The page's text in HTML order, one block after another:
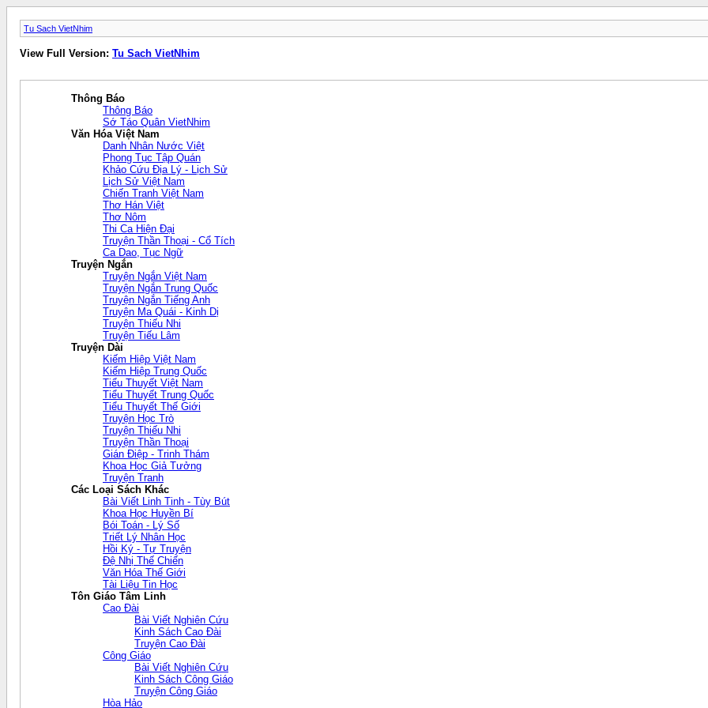
Tu Sach VietNhim
View Full Version: Tu Sach VietNhim
Thông Báo
Thông Báo
Sớ Táo Quân VietNhim
Văn Hóa Việt Nam
Danh Nhân Nước Việt
Phong Tục Tập Quán
Khảo Cứu Địa Lý - Lịch Sử
Lịch Sử Việt Nam
Chiến Tranh Việt Nam
Thơ Hán Việt
Thơ Nôm
Thi Ca Hiện Đại
Truyện Thần Thoại - Cổ Tích
Ca Dao, Tục Ngữ
Truyện Ngắn
Truyện Ngắn Việt Nam
Truyện Ngắn Trung Quốc
Truyện Ngắn Tiếng Anh
Truyện Ma Quái - Kinh Dị
Truyện Thiếu Nhi
Truyện Tiếu Lâm
Truyện Dài
Kiếm Hiệp Việt Nam
Kiếm Hiệp Trung Quốc
Tiểu Thuyết Việt Nam
Tiểu Thuyết Trung Quốc
Tiểu Thuyết Thế Giới
Truyện Học Trò
Truyện Thiếu Nhi
Truyện Thần Thoại
Gián Điệp - Trinh Thám
Khoa Học Giả Tưởng
Truyện Tranh
Các Loại Sách Khác
Bài Viết Linh Tinh - Tùy Bút
Khoa Học Huyền Bí
Bói Toán - Lý Số
Triết Lý Nhân Học
Hồi Ký - Tự Truyện
Đệ Nhị Thế Chiến
Văn Hóa Thế Giới
Tài Liệu Tin Học
Tôn Giáo Tâm Linh
Cao Đài
Bài Viết Nghiên Cứu
Kinh Sách Cao Đài
Truyện Cao Đài
Công Giáo
Bài Viết Nghiên Cứu
Kinh Sách Công Giáo
Truyện Công Giáo
Hòa Hảo